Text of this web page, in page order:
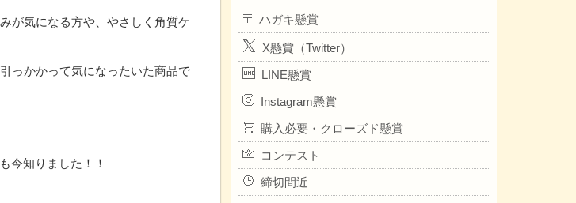
が気になる方や、やさしく角質ケ
っかかって気になったいた商品で
今知りました！！
ハガキ懸賞
X懸賞（Twitter）
LINE懸賞
Instagram懸賞
購入必要・クローズド懸賞
コンテスト
締切間近